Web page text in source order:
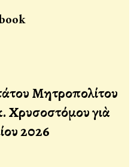
Μητροπολίτου
Χρυσοστόμου γιὰ
2026